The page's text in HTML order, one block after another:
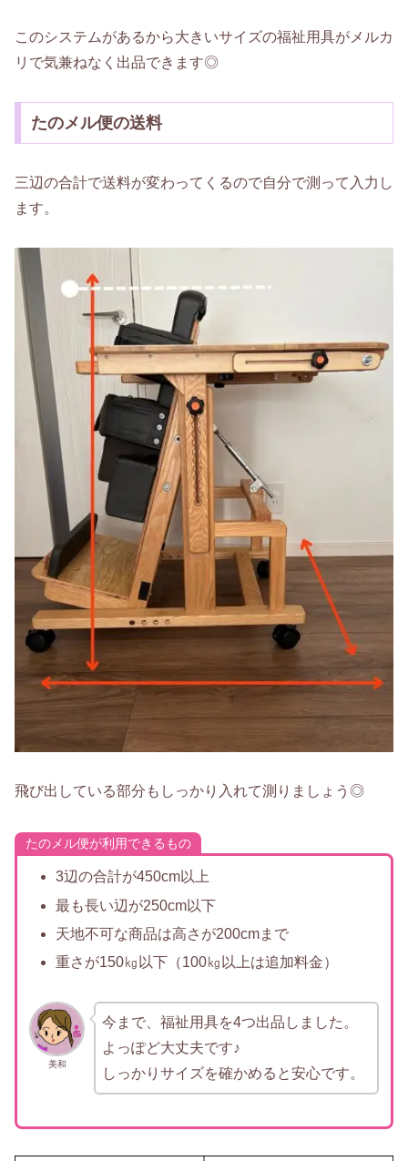
このシステムがあるから大きいサイズの福祉用具がメルカ
リで気兼ねなく出品できます◎
たのメル便の送料
三辺の合計で送料が変わってくるので自分で測って入力し
ます。
飛び出している部分もしっかり入れて測りましょう◎
たのメル便が利用できるもの
3辺の合計が450cm以上
最も長い辺が250cm以下
天地不可な商品は高さが200cmまで
重さが150㎏以下（100㎏以上は追加料金）
美和
今まで、福祉用具を4つ出品しました。
よっぽど大丈夫です♪
しっかりサイズを確かめると安心です。